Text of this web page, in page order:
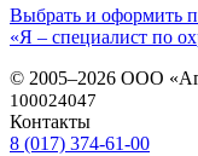
Выбрать и оформить
«Я – специалист по
© 2005–2026 ООО
100024047
Контакты
8 (017) 374-61-00